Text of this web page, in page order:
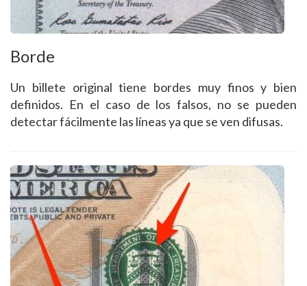
Borde
Un billete original tiene bordes muy finos y bien
definidos. En el caso de los falsos, no se pueden
detectar fácilmente las líneas ya que se ven difusas.